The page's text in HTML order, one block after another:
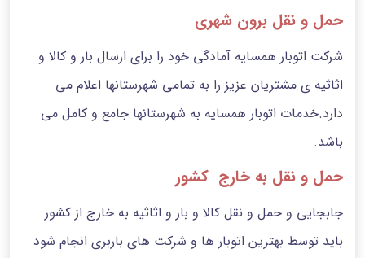
حمل و نقل برون شهری
شرکت اتوبار همسایه آمادگی خود را برای ارسال بار و کالا و
اثاثیه ی مشتریان عزیز را به تمامی شهرستانها اعلام می
دارد.خدمات اتوبار همسایه به شهرستانها جامع و کامل می
باشد.
حمل و نقل به خارج کشور
جابجایی و حمل و نقل کالا و بار و اثاثیه به خارج از کشور
باید توسط بهترین اتوبار ها و شرکت های باربری انجام شود